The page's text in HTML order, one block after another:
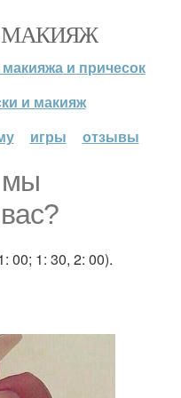
МАКИЯЖ
и причесок
и макияж
игры отзывы
мы
00; 1: 30, 2: 00).